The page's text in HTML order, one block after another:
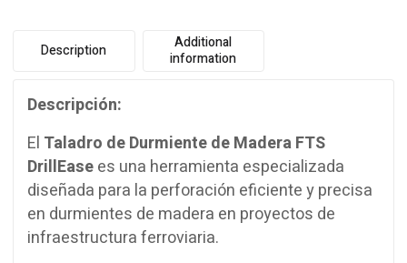
Description
Additional
information
Descripción:
El Taladro de Durmiente de Madera FTS
DrillEasees una herramienta especializada
diseñada para la perforación eficiente y precisa
en durmientes de madera en proyectos de
infraestructura ferroviaria.